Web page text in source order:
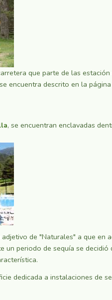
que parte de las estación
encuentra descrito en la
, se encuentran enclavadas
de "Naturales" a que
un periodo de sequía se
dedicada a instalaciones de